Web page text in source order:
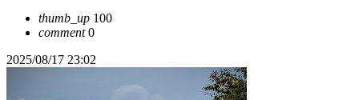
thumb_up 100
comment0
2025/08/17 23:02